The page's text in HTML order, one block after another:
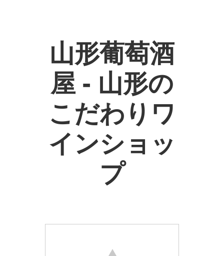
山形葡萄酒
屋 - 山形の
こだわりワ
インショッ
プ